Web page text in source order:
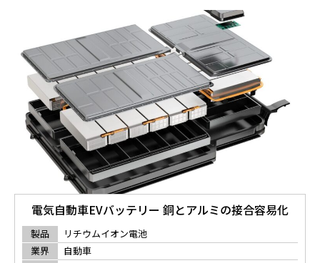
電気自動車EVバッテリー 銅とアルミの接合容易化
製品
リチウムイオン電池
業界
自動車